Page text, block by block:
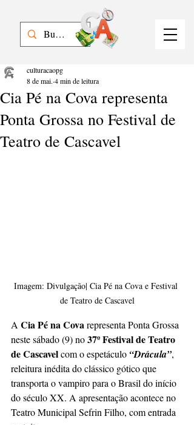
Cia Pé na Cova representa
Ponta Grossa no Festival de
Teatro de Cascavel
culturacaopg
8 de mai. 4 min de leitura
Imagem: Divulgação| Cia Pé na Cova e Festival
de Teatro de Cascavel
A Cia Pé na Cova representa Ponta Grossa
neste sábado (9) no 37º Festival de Teatro
de Cascavel com o espetáculo “Drácula”,
releitura inédita do clássico gótico que
transporta o vampiro para o Brasil do início
do século XX. A apresentação acontece no
Teatro Municipal Sefrin Filho, com entrada